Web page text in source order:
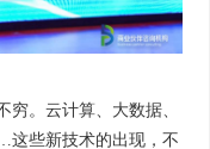
。云计算、大数据、
些新技术的出现，不